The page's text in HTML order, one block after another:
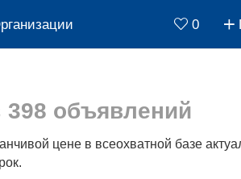
0
398 объявлений
цене в всеохватной базе